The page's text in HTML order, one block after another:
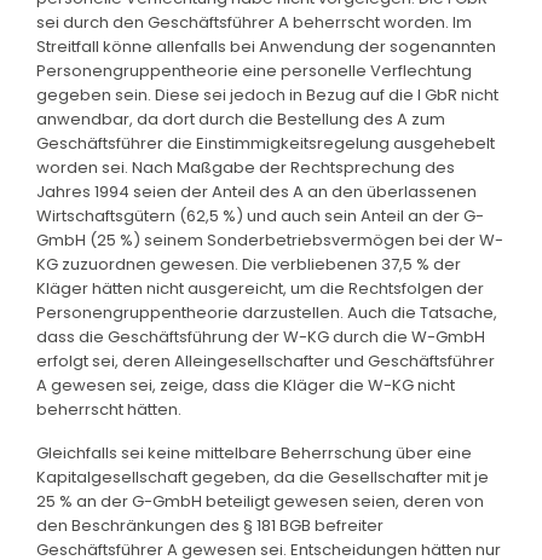
sei durch den Geschäftsführer A beherrscht worden. Im
Streitfall könne allenfalls bei Anwendung der sogenannten
Personengruppentheorie eine personelle Verflechtung
gegeben sein. Diese sei jedoch in Bezug auf die I GbR nicht
anwendbar, da dort durch die Bestellung des A zum
Geschäftsführer die Einstimmigkeitsregelung ausgehebelt
worden sei. Nach Maßgabe der Rechtsprechung des
Jahres 1994 seien der Anteil des A an den überlassenen
Wirtschaftsgütern (62,5 %) und auch sein Anteil an der G-
GmbH (25 %) seinem Sonderbetriebsvermögen bei der W-
KG zuzuordnen gewesen. Die verbliebenen 37,5 % der
Kläger hätten nicht ausgereicht, um die Rechtsfolgen der
Personengruppentheorie darzustellen. Auch die Tatsache,
dass die Geschäftsführung der W-KG durch die W-GmbH
erfolgt sei, deren Alleingesellschafter und Geschäftsführer
A gewesen sei, zeige, dass die Kläger die W-KG nicht
beherrscht hätten.
Gleichfalls sei keine mittelbare Beherrschung über eine
Kapitalgesellschaft gegeben, da die Gesellschafter mit je
25 % an der G-GmbH beteiligt gewesen seien, deren von
den Beschränkungen des § 181 BGB befreiter
Geschäftsführer A gewesen sei. Entscheidungen hätten nur